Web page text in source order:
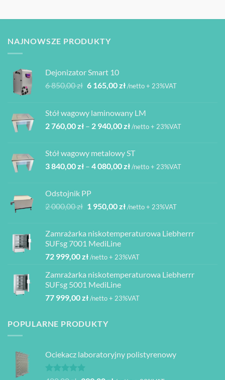
NAJNOWSZE PRODUKTY
Dejonizator Smart 10
6 850,00zł Pierwotna
6
850,00 zł.
6 165,00złAktualna
6
165,00 zł.
/netto + 23%VAT
Stół wagowy laminowany LM
2 760,00zł – 2 940,00złZakres
2
760,00 zł
/netto + 23%VAT
Stół wagowy metalowy ST
3 840,00zł – 4 080,00złZakres
840,00 zł
080,00 zł
/netto + 23%VAT
Odstojnik PP
2 000,00zł Pierwotna
2
000,00 zł.
1 950,00złAktualna
1
/netto + 23%VAT
Zamrażarka niskotemperaturowa Liebherrr
SUFsg 7001 MediLine
72 999,00zł/netto + 23%VAT
Zamrażarka niskotemperaturowa Liebherrr
SUFsg 5001 MediLine
77 999,00zł/netto + 23%VAT
POPULARNE PRODUKTY
Ociekacz laboratoryjny polistyrenowy